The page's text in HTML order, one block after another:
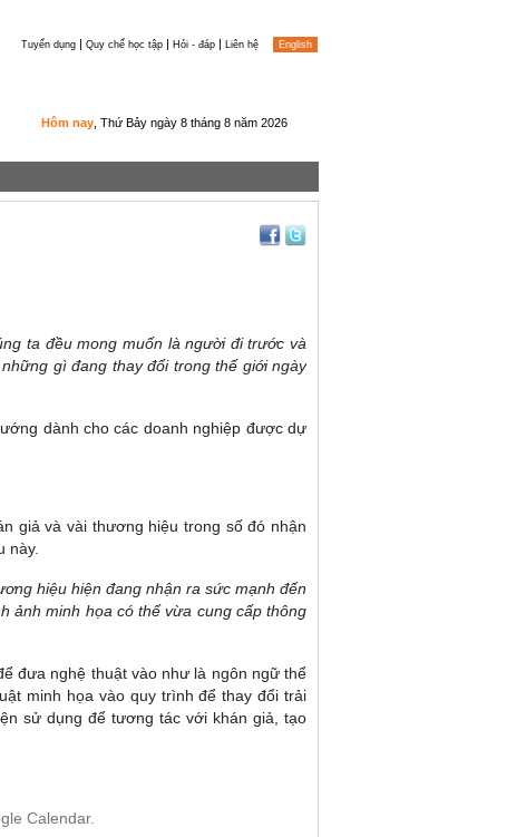
Tuyển dụng | Quy chế học tập | Hỏi - đáp | Liên hệ English
Hôm nay, Thứ Bảy ngày 8 tháng 8 năm 2026
ta đều mong muốn là người đi trước và
gì đang thay đổi trong thế giới ngày
dành cho các doanh nghiệp được dự
giả và vài thương hiệu trong số đó nhận
này.
hiệu hiện đang nhận ra sức mạnh đến
ảnh minh họa có thể vừa cung cấp thông
đưa nghệ thuật vào như là ngôn ngữ thể
minh họa vào quy trình để thay đổi trải
sử dụng để tương tác với khán giả, tạo
Calendar.